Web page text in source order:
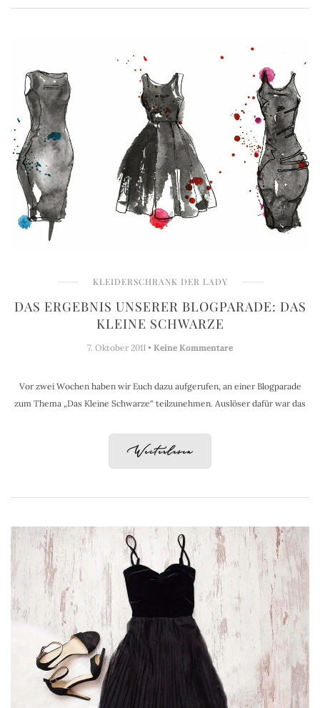
KLEIDERSCHRANK DER LADY
DAS ERGEBNIS UNSERER BLOGPARADE: DAS
KLEINE SCHWARZE
7. Oktober 2011 • Keine Kommentare
Vor zwei Wochen haben wir Euch dazu aufgerufen, an einer Blogparade
zum Thema „Das Kleine Schwarze“ teilzunehmen. Auslöser dafür war das
Weiterlesen